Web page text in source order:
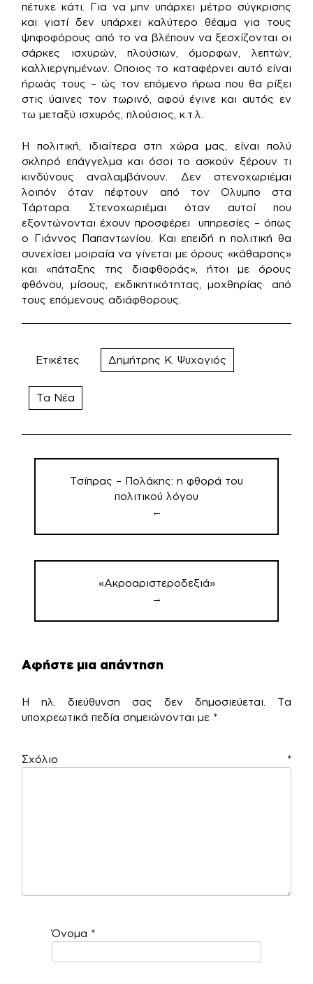
πέτυχε κάτι. Για να μην υπάρχει μέτρο σύγκρισης
και γιατί δεν υπάρχει καλύτερο θέαμα για τους
ψηφοφόρους από το να βλέπουν να ξεσχίζονται οι
σάρκες ισχυρών, πλούσιων, όμορφων, λεπτών,
καλλιεργημένων. Οποιος το καταφέρνει αυτό είναι
ήρωάς τους – ώς τον επόμενο ήρωα που θα ρίξει
στις ύαινες τον τωρινό, αφού έγινε και αυτός εν
τω μεταξύ ισχυρός, πλούσιος, κ.τ.λ.
Η πολιτική, ιδιαίτερα στη χώρα μας, είναι πολύ
σκληρό επάγγελμα και όσοι το ασκούν ξέρουν τι
κινδύνους αναλαμβάνουν. Δεν στενοχωριέμαι
λοιπόν όταν πέφτουν από τον Ολυμπο στα
Τάρταρα. Στενοχωριέμαι όταν αυτοί που
εξοντώνονται έχουν προσφέρει υπηρεσίες – όπως
ο Γιάννος Παπαντωνίου. Και επειδή η πολιτική θα
συνεχίσει μοιραία να γίνεται με όρους «κάθαρσης»
και «πάταξης της διαφθοράς», ήτοι με όρους
φθόνου, μίσους, εκδικητικότητας, μοχθηρίας· από
τους επόμενους αδιάφθορους.
Ετικέτες Δημήτρης Κ. Ψυχογιός
Τα Νέα
Πλοήγηση
άρθρωνΤσίπρας – Πολάκης: η φθορά του
πολιτικού λόγου
←
«Ακροαριστεροδεξιά»
→
Αφήστε μια απάντηση
Η ηλ. διεύθυνση σας δεν δημοσιεύεται.
Τα
υποχρεωτικά πεδία σημειώνονται με *
Σχόλιο *
Όνομα *